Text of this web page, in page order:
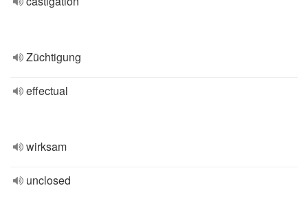
Züchtigung
effectual
wirksam
unclosed